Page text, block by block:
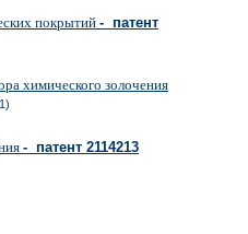
покрытий- патент
химического золочения
- патент 2114213